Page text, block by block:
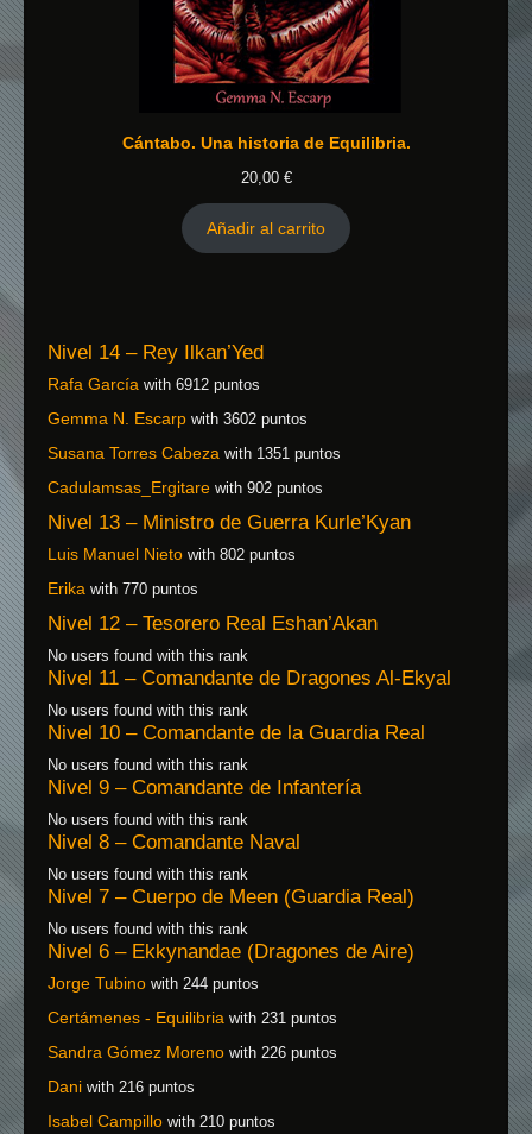
Cántabo. Una historia de Equilibria.
20,00 €
Añadir al carrito
Nivel 14 – Rey Ilkan’Yed
Rafa García with 6912 puntos
Gemma N. Escarp with 3602 puntos
Susana Torres Cabeza with 1351 puntos
Cadulamsas_Ergitare with 902 puntos
Nivel 13 – Ministro de Guerra Kurle’Kyan
Luis Manuel Nieto with 802 puntos
Erika with 770 puntos
Nivel 12 – Tesorero Real Eshan’Akan
No users found with this rank
Nivel 11 – Comandante de Dragones Al-Ekyal
No users found with this rank
Nivel 10 – Comandante de la Guardia Real
No users found with this rank
Nivel 9 – Comandante de Infantería
No users found with this rank
Nivel 8 – Comandante Naval
No users found with this rank
Nivel 7 – Cuerpo de Meen (Guardia Real)
No users found with this rank
Nivel 6 – Ekkynandae (Dragones de Aire)
Jorge Tubino with 244 puntos
Certámenes - Equilibria with 231 puntos
Sandra Gómez Moreno with 226 puntos
Dani with 216 puntos
Isabel Campillo with 210 puntos